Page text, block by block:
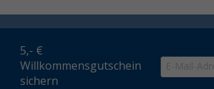
5,- €
Willkommensgutschein
sichern